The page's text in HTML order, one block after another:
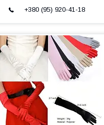
+380 (95) 920-41-18